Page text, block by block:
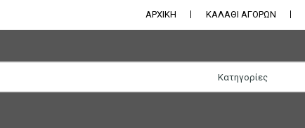
ΑΡΧΙΚΗ ΚΑΛΑΘΙ ΑΓΟΡΩΝ